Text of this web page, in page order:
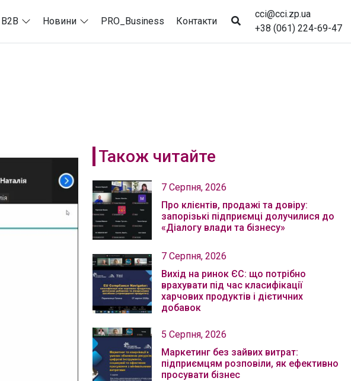
B2B Новини PRO_Business Контакти
cci@cci.zp.ua
+38 (061) 224-69-47
Також читайте
7 Серпня, 2026
Про клієнтів, продажі та довіру:
запорізькі підприємці долучилися до
«Діалогу влади та бізнесу»
7 Серпня, 2026
Вихід на ринок ЄС: що потрібно
врахувати під час класифікації
харчових продуктів і дієтичних
добавок
5 Серпня, 2026
Маркетинг без зайвих витрат:
підприємцям розповіли, як ефективно
просувати бізнес